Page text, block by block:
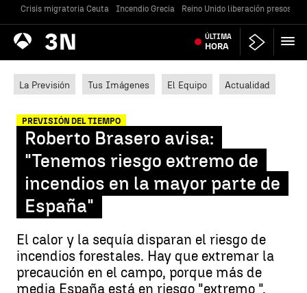
Crisis migratoria Ceuta Incendio Grecia Reino Unido liberación presos
Antena
3 Noticias ÚLTIMA
HORA
La Previsión Tus Imágenes El Equipo Actualidad
PREVISIÓN DEL TIEMPO
Roberto Brasero avisa:
"Tenemos riesgo extremo de
incendios en la mayor parte de
España"
El calor y la sequía disparan el riesgo de
incendios forestales. Hay que extremar la
precaución en el campo, porque más de
media España está en riesgo "extremo ".